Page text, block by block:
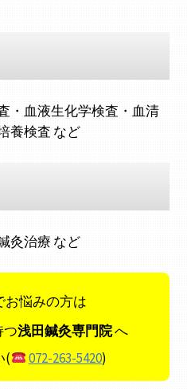
・血液生化学検査・血清
養検査 など
灸治療 など
お悩みの方は
つ浅田鍼灸専門院へ
(
072-263-5420)